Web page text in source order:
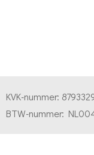
KVK-nummer:
BTW-nummer: